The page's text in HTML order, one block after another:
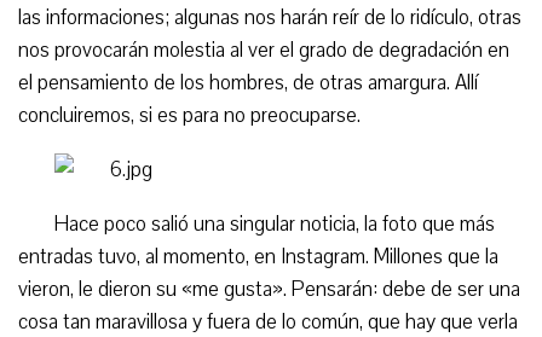
las informaciones; algunas nos harán reír de lo ridículo, otras
nos provocarán molestia al ver el grado de degradación en
el pensamiento de los hombres, de otras amargura. Allí
concluiremos, si es para no preocuparse.
Hace poco salió una singular noticia, la foto que más
entradas tuvo, al momento, en Instagram. Millones que la
vieron, le dieron su «me gusta». Pensarán: debe de ser una
cosa tan maravillosa y fuera de lo común, que hay que verla